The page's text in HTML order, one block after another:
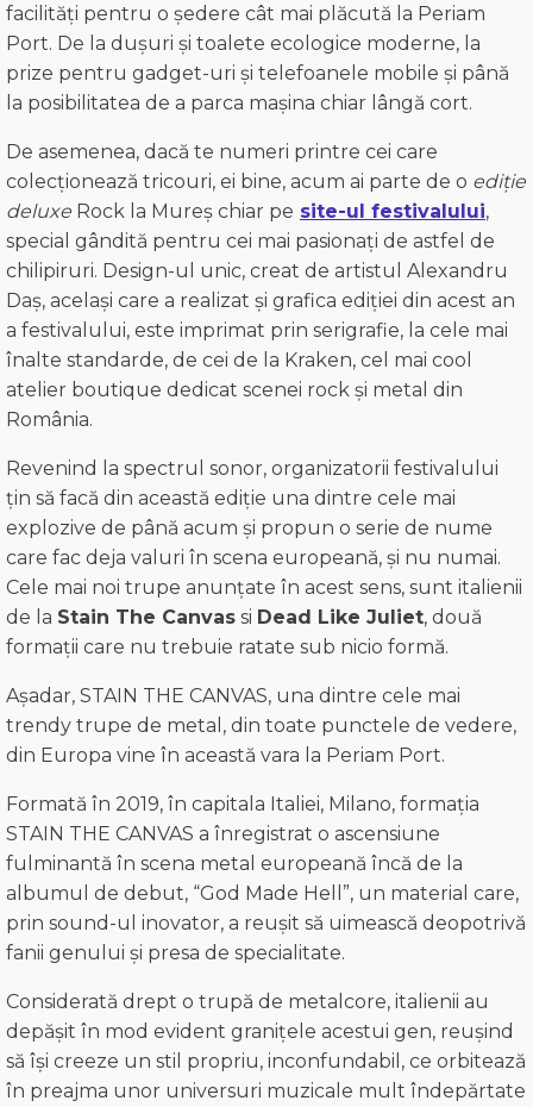
facilități pentru o ședere cât mai plăcută la Periam
Port. De la dușuri și toalete ecologice moderne, la
prize pentru gadget-uri și telefoanele mobile și până
la posibilitatea de a parca mașina chiar lângă cort.
De asemenea, dacă te numeri printre cei care
colecționează tricouri, ei bine, acum ai parte de o ediție
deluxe Rock la Mureș chiar pe site-ul festivalului,
special gândită pentru cei mai pasionați de astfel de
chilipiruri. Design-ul unic, creat de artistul Alexandru
Daș, același care a realizat și grafica ediției din acest an
a festivalului, este imprimat prin serigrafie, la cele mai
înalte standarde, de cei de la Kraken, cel mai cool
atelier boutique dedicat scenei rock și metal din
România.
Revenind la spectrul sonor, organizatorii festivalului
țin să facă din această ediție una dintre cele mai
explozive de până acum și propun o serie de nume
care fac deja valuri în scena europeană, și nu numai.
Cele mai noi trupe anunțate în acest sens, sunt italienii
de la Stain The Canvas si Dead Like Juliet, două
formații care nu trebuie ratate sub nicio formă.
Așadar, STAIN THE CANVAS, una dintre cele mai
trendy trupe de metal, din toate punctele de vedere,
din Europa vine în această vara la Periam Port.
Formată în 2019, în capitala Italiei, Milano, formația
STAIN THE CANVAS a înregistrat o ascensiune
fulminantă în scena metal europeană încă de la
albumul de debut, “God Made Hell”, un material care,
prin sound-ul inovator, a reușit să uimească deopotrivă
fanii genului și presa de specialitate.
Considerată drept o trupă de metalcore, italienii au
depășit în mod evident granițele acestui gen, reușind
să își creeze un stil propriu, inconfundabil, ce orbitează
în preajma unor universuri muzicale mult îndepărtate